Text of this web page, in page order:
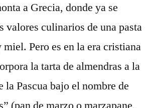
a Grecia, donde ya se
valores culinarios de una pasta
miel. Pero es en la era cristiana
la tarta de almendras a la
la Pascua bajo el nombre de